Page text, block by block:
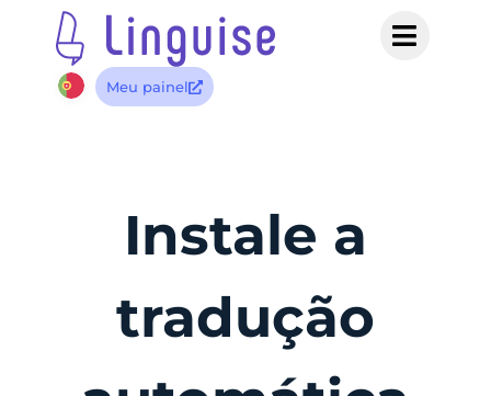
Meu painel
Instale a
tradução